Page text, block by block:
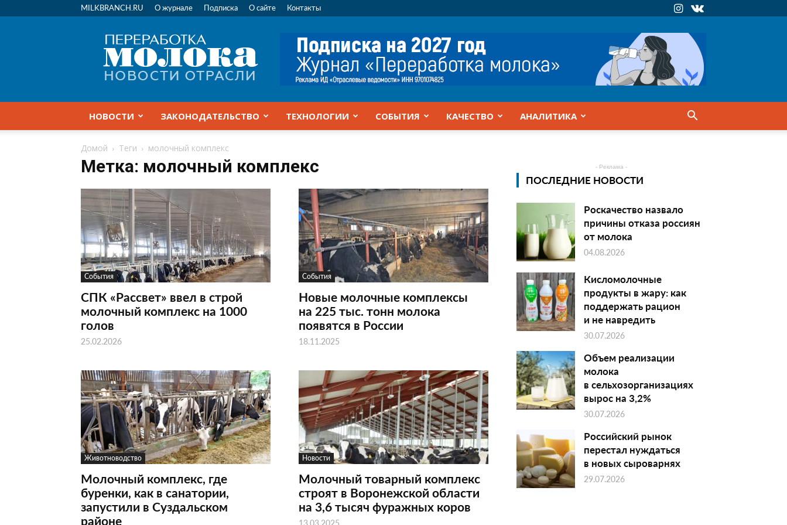
MILKBRANCH.RU О журнале Подписка О сайте Контакты
Переработка
молока
|
Новости
НОВОСТИ ЗАКОНОДАТЕЛЬСТВО ТЕХНОЛОГИИ СОБЫТИЯ КАЧЕСТВО АНАЛИТИКА
Домой Теги молочный комплекс
Метка: молочный комплекс
События
СПК «Рассвет» ввел в строй
молочный комплекс на 1000
голов
25.02.2026
События
Новые молочные комплексы
на 225 тыс. тонн молока
появятся в России
18.11.2025
Животноводство
Молочный комплекс, где
буренки, как в санатории,
запустили в Суздальском
районе
Новости
Молочный товарный комплекс
строят в Воронежской области
на 3,6 тысяч фуражных коров
13.03.2025
- Реклама -
ПОСЛЕДНИЕ НОВОСТИ
Роскачество назвало
причины отказа россиян
от молока
04.08.2026
Кисломолочные
продукты в жару: как
поддержать рацион
и не навредить
30.07.2026
Объем реализации
молока
в сельхозорганизациях
вырос на 3,2%
30.07.2026
Российский рынок
перестал нуждаться
в новых сыроварнях
29.07.2026